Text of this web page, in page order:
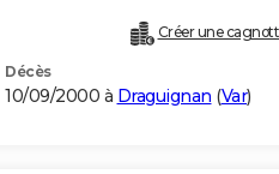
Créer une
Décès
10/09/2000 à Draguignan (Var)